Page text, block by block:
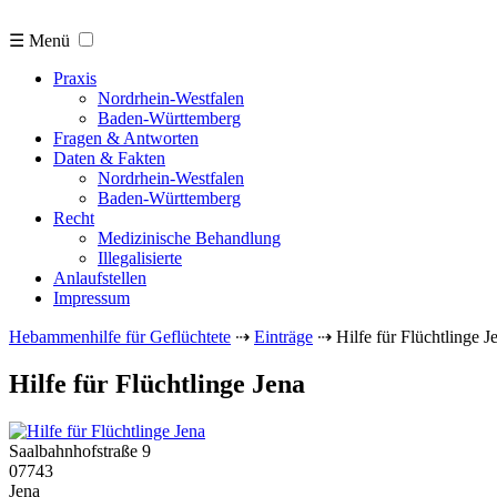
☰ Menü
Praxis
Nordrhein-Westfalen
Baden-Württemberg
Fragen & Antworten
Daten & Fakten
Nordrhein-Westfalen
Baden-Württemberg
Recht
Medizinische Behandlung
Illegalisierte
Anlaufstellen
Impressum
Hebammenhilfe für Geflüchtete ⇢ Einträge ⇢ Hilfe für Flüchtlinge
Hilfe für Flüchtlinge Jena
Saalbahnhofstraße 9
07743
Jena